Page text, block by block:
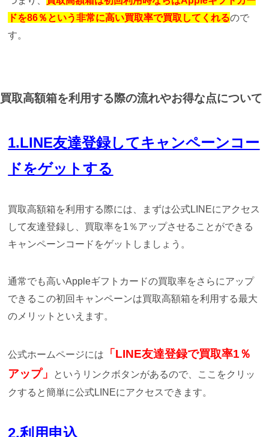
ドを86％という非常に高い買取率で買取してくれるので
す。
買取高額箱を利用する際の流れやお得な点について
1.LINE友達登録してキャンペーンコー
ドをゲットする
買取高額箱を利用する際には、まずは公式LINEにアクセス
して友達登録し、買取率を1％アップさせることができる
キャンペーンコードをゲットしましょう。
通常でも高いAppleギフトカードの買取率をさらにアップ
できるこの初回キャンペーンは買取高額箱を利用する最大
のメリットといえます。
公式ホームページには
「LINE友達登録で買取率1％
アップ」
というリンクボタンがあるので、ここをクリッ
クすると簡単に公式LINEにアクセスできます。
2.利用申込